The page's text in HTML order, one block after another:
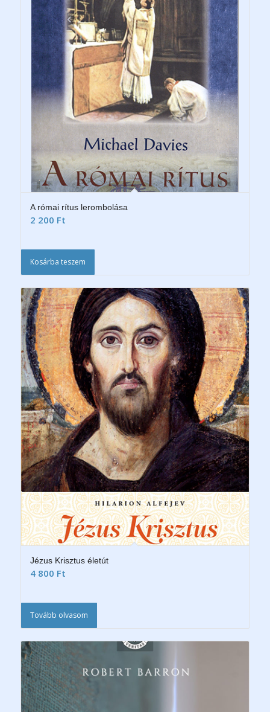
A római rítus lerombolása
2 200 Ft
Kosárba teszem
Jézus Krisztus életút
4 800 Ft
Tovább olvasom